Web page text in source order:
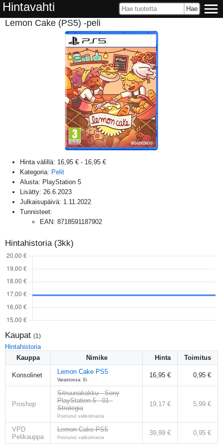
Hintavahti
Lemon Cake (PS5) -peli
Hinta välillä: 16,95 € - 16,95 €
Kategoria: Pelit
Alusta: PlayStation 5
Lisätty: 26.6.2023
Julkaisupäivä: 1.11.2022
Tunnisteet:
EAN: 8718591187902
Hintahistoria (3kk)
Kaupat (1 )
Hintahistoria
Kauppa
Nimike Hinta Toimitus
Konsolinet Lemon Cake PS5
Varastossa: Ei
16,95 € 0,95 €
Proshop
Sitruunakakku - Sony
PlayStation 5 - 01 -
Strategia
Poistunut valikoimasta
19,17 € 5,99 €
VPD
Pelikauppa
Lemon Cake PS5
Poistunut valikoimasta
39,99 € 0,95 €